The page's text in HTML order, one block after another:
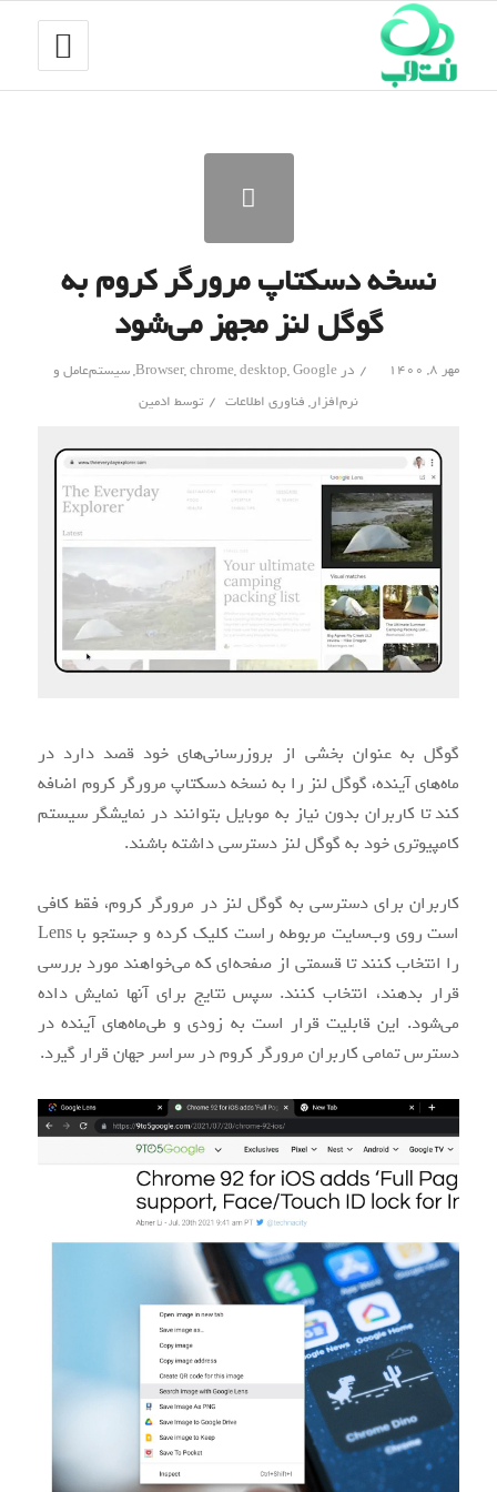
نسخه دسکتاپ مرورگر کروم به
گوگل لنز مجهز می‌شود
مهر ۸, ۱۴۰۰ / در Browser,chrome,desktop,Google
,سیستم‌عامل و
نرم‌افزار, فناوری اطلاعات / توسط ادمین
گوگل به عنوان بخشی از بروزرسانی‌های خود قصد دارد در
ماه‌های آینده، گوگل لنز را به نسخه دسکتاپ مرورگر کروم اضافه
کند تا کاربران بدون نیاز به موبایل بتوانند در نمایشگر سیستم
کامپیوتری خود به گوگل لنز دسترسی داشته باشند.
کاربران برای دسترسی به گوگل لنز در مرورگر کروم، فقط کافی
است روی وب‌سایت مربوطه راست کلیک کرده و جستجو با Lens
را انتخاب کنند تا قسمتی از صفحه‌ای که می‌خواهند مورد بررسی
قرار بدهند، انتخاب کنند. سپس نتایج برای آنها نمایش داده
می‌شود. این قابلیت قرار است به زودی و طی‌ماه‌های آینده در
دسترس تمامی کاربران مرورگر کروم در سراسر جهان قرار گیرد.